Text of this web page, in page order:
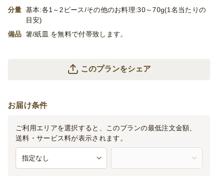
分量 基本:各1～2ピース/その他のお料理:30～70g(1名当たりの
目安)
備品 箸/紙皿 を無料で付帯致します。
このプランをシェア
お届け条件
ご利用エリアを選択すると、このプランの最低注文金額、
送料・サービス料が表示されます。